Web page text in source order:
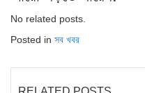
No related posts.
Posted in সব খবর